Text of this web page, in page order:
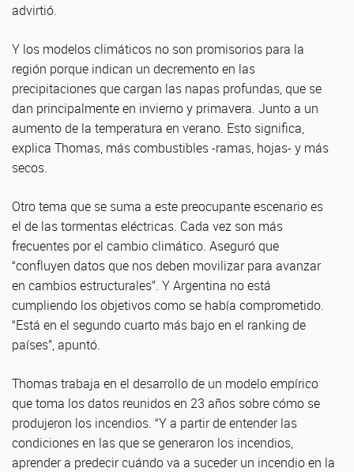
advirtió.
Y los modelos climáticos no son promisorios para la
región porque indican un decremento en las
precipitaciones que cargan las napas profundas, que se
dan principalmente en invierno y primavera. Junto a un
aumento de la temperatura en verano. Esto significa,
explica Thomas, más combustibles -ramas, hojas- y más
secos.
Otro tema que se suma a este preocupante escenario es
el de las tormentas eléctricas. Cada vez son más
frecuentes por el cambio climático. Aseguró que
“confluyen datos que nos deben movilizar para avanzar
en cambios estructurales”. Y Argentina no está
cumpliendo los objetivos como se había comprometido.
“Está en el segundo cuarto más bajo en el ranking de
países”, apuntó.
Thomas trabaja en el desarrollo de un modelo empírico
que toma los datos reunidos en 23 años sobre cómo se
produjeron los incendios. “Y a partir de entender las
condiciones en las que se generaron los incendios,
aprender a predecir cuándo va a suceder un incendio en la